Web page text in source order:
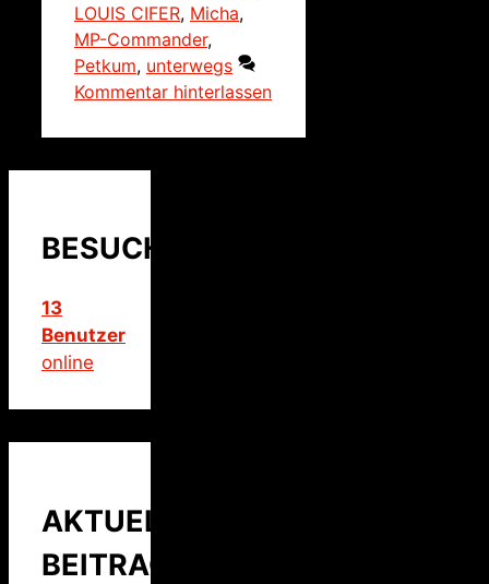
LOUIS CIFER, Micha,
MP-Commander,
Petkum, unterwegs
Kommentar hinterlassen
BESUCHER
13
Benutzer
online
AKTUELLER
BEITRAG